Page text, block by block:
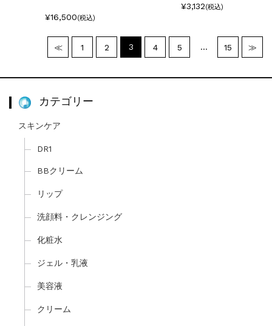
¥16,500(税込)
¥3,132(税込)
≪ 1 2 3 4 5 … 15 ≫
カテゴリー
スキンケア
DR1
BBクリーム
リップ
洗顔料・クレンジング
化粧水
ジェル・乳液
美容液
クリーム